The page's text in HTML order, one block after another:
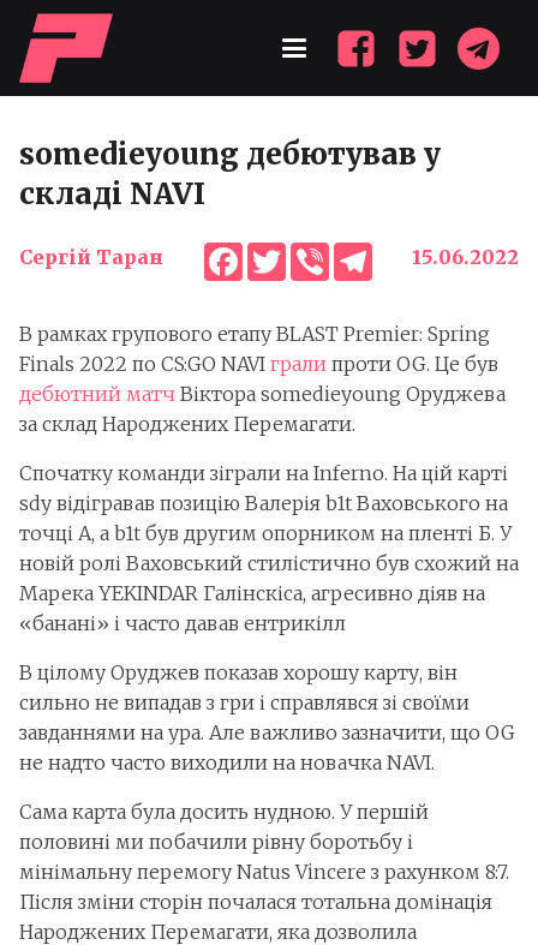
somedieyoung дебютував у
складі NAVI
Сергій Таран Facebook
Twitter
ViberTelegram
15.06.2022
В рамках групового етапу BLAST Premier: Spring
Finals 2022 по CS:GO NAVI грали проти OG. Це був
дебютний матч Віктора somedieyoung Оруджева
за склад Народжених Перемагати.
Спочатку команди зіграли на Inferno. На цій карті
sdy відігравав позицію Валерія b1t Ваховського на
точці А, а b1t був другим опорником на пленті Б. У
новій ролі Ваховський стилістично був схожий на
Марека YEKINDAR Галінскіса, агресивно діяв на
«банані» і часто давав ентрикілл
В цілому Оруджев показав хорошу карту, він
сильно не випадав з гри і справлявся зі своїми
завданнями на ура. Але важливо зазначити, що OG
не надто часто виходили на новачка NAVI.
Сама карта була досить нудною. У першій
половині ми побачили рівну боротьбу і
мінімальну перемогу Natus Vincere з рахунком 8:7.
Після зміни сторін почалася тотальна домінація
Народжених Перемагати, яка дозволила